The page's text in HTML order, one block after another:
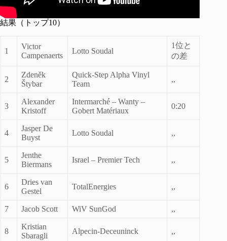
結果（トップ10）
1
Victor
Campenaerts
Lotto Soudal
1位と
の差
2
Zdeněk
Štybar
Quick-Step Alpha Vinyl
Team
,,
3
Alexander
Kristoff
Intermarché – Wanty –
Gobert Matériaux
0:20
4
Jasper De
Buyst
Lotto Soudal ,,
5
Jenthe
Biermans
Israel – Premier Tech ,,
6
Dries van
Gestel
TotalEnergies ,,
7 Jacob Scott WiV SunGod ,,
8
Kristian
Sbaragli
Alpecin-Deceuninck ,,